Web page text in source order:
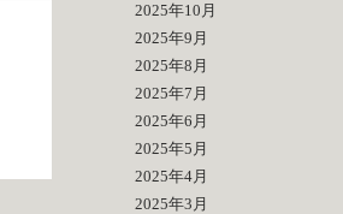
2025年10月
2025年9月
2025年8月
2025年7月
2025年6月
2025年5月
2025年4月
2025年3月